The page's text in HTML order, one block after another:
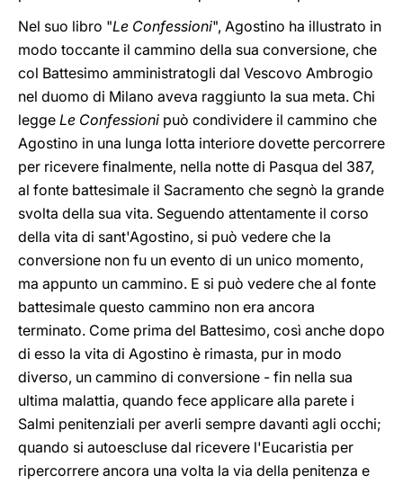
Nel suo libro "Le Confessioni", Agostino ha illustrato in
modo toccante il cammino della sua conversione, che
col Battesimo amministratogli dal Vescovo Ambrogio
nel duomo di Milano aveva raggiunto la sua meta. Chi
legge Le Confessioni può condividere il cammino che
Agostino in una lunga lotta interiore dovette percorrere
per ricevere finalmente, nella notte di Pasqua del 387,
al fonte battesimale il Sacramento che segnò la grande
svolta della sua vita. Seguendo attentamente il corso
della vita di sant'Agostino, si può vedere che la
conversione non fu un evento di un unico momento,
ma appunto un cammino. E si può vedere che al fonte
battesimale questo cammino non era ancora
terminato. Come prima del Battesimo, così anche dopo
di esso la vita di Agostino è rimasta, pur in modo
diverso, un cammino di conversione - fin nella sua
ultima malattia, quando fece applicare alla parete i
Salmi penitenziali per averli sempre davanti agli occhi;
quando si autoescluse dal ricevere l'Eucaristia per
ripercorrere ancora una volta la via della penitenza e